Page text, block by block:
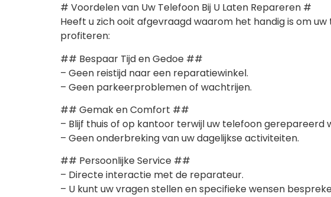
# Voordelen van Uw Telefoon Bij U Laten Repareren #
Heeft u zich ooit afgevraagd waarom het handig is om
profiteren:
## Bespaar Tijd en Gedoe ##
– Geen reistijd naar een reparatiewinkel.
– Geen parkeerproblemen of wachtrijen.
## Gemak en Comfort ##
– Blijf thuis of op kantoor terwijl uw telefoon gerepareerd
– Geen onderbreking van uw dagelijkse activiteiten.
## Persoonlijke Service ##
– Directe interactie met de reparateur.
– U kunt uw vragen stellen en specifieke wensen